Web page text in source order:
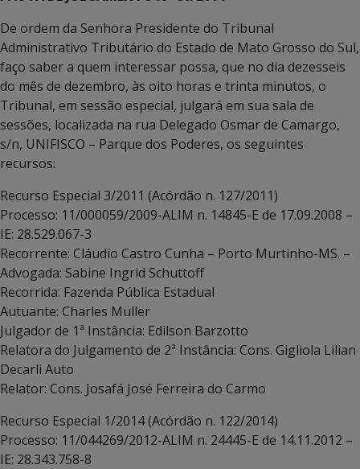
De ordem da Senhora Presidente do Tribunal
Administrativo Tributário do Estado de Mato Grosso do Sul,
faço saber a quem interessar possa, que no dia dezesseis
do mês de dezembro, às oito horas e trinta minutos, o
Tribunal, em sessão especial, julgará em sua sala de
sessões, localizada na rua Delegado Osmar de Camargo,
s/n, UNIFISCO – Parque dos Poderes, os seguintes
recursos:
Recurso Especial 3/2011 (Acórdão n. 127/2011)
Processo: 11/000059/2009-ALIM n. 14845-E de 17.09.2008 –
IE: 28.529.067-3
Recorrente: Cláudio Castro Cunha – Porto Murtinho-MS. –
Advogada: Sabine Ingrid Schuttoff
Recorrida: Fazenda Pública Estadual
Autuante: Charles Müller
Julgador de 1ª Instância: Edilson Barzotto
Relatora do Julgamento de 2ª Instância: Cons. Gigliola Lilian
Decarli Auto
Relator: Cons. Josafá José Ferreira do Carmo
Recurso Especial 1/2014 (Acórdão n. 122/2014)
Processo: 11/044269/2012-ALIM n. 24445-E de 14.11.2012 –
IE: 28.343.758-8